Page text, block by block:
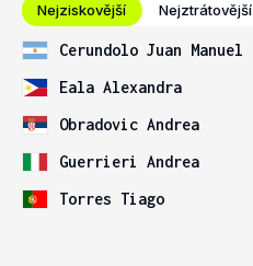
Nejziskovější Nejztrátovější
Cerundolo Juan Manuel
Eala Alexandra
Obradovic Andrea
Guerrieri Andrea
Torres Tiago